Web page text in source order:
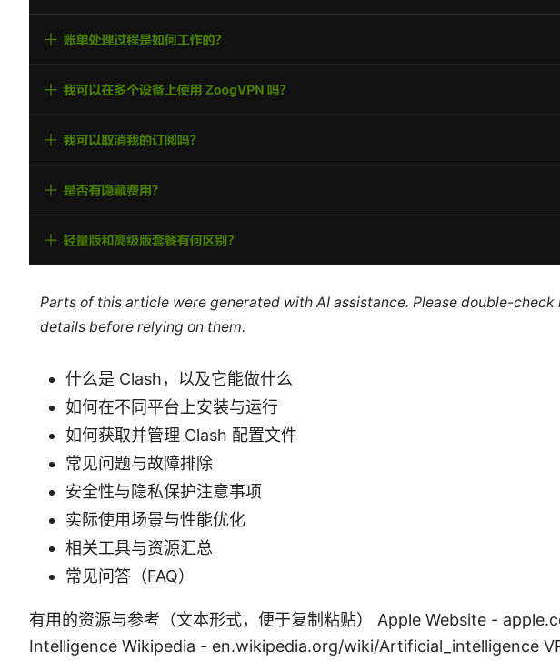
Parts of this article were generated with AI assistance. Please double-
details before relying on them.
什么是 Clash，以及它能做什么
如何在不同平台上安装与运行
如何获取并管理 Clash 配置文件
常见问题与故障排除
安全性与隐私保护注意事项
实际使用场景与性能优化
相关工具与资源汇总
常见问答（FAQ）
有用的资源与参考（文本形式，便于复制粘贴） Apple Website -
Intelligence Wikipedia - en.wikipedia.org/wiki/Artificial_intelligence